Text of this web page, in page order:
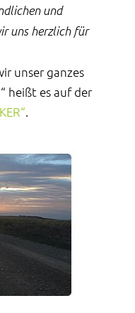
und
uns herzlich für
unser ganzes
heißt es auf der
.